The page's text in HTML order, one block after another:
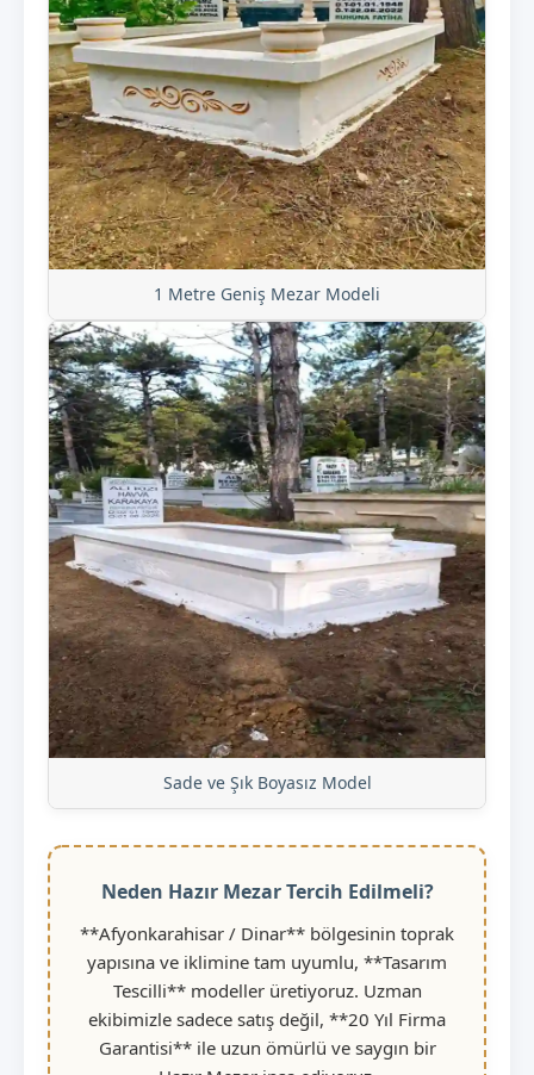
1 Metre Geniş Mezar Modeli
Sade ve Şık Boyasız Model
Neden Hazır Mezar Tercih Edilmeli?
**Afyonkarahisar / Dinar** bölgesinin toprak
yapısına ve iklimine tam uyumlu, **Tasarım
Tescilli** modeller üretiyoruz. Uzman
ekibimizle sadece satış değil, **20 Yıl Firma
Garantisi** ile uzun ömürlü ve saygın bir